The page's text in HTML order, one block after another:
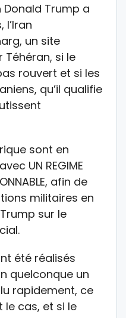
Trump a
un site
si le
rouvert et si les
qu’il qualifie
sont en
UN REGIME
afin de
militaires en
sur le
été réalisés
quelconque un
rapidement, ce
cas, et si le